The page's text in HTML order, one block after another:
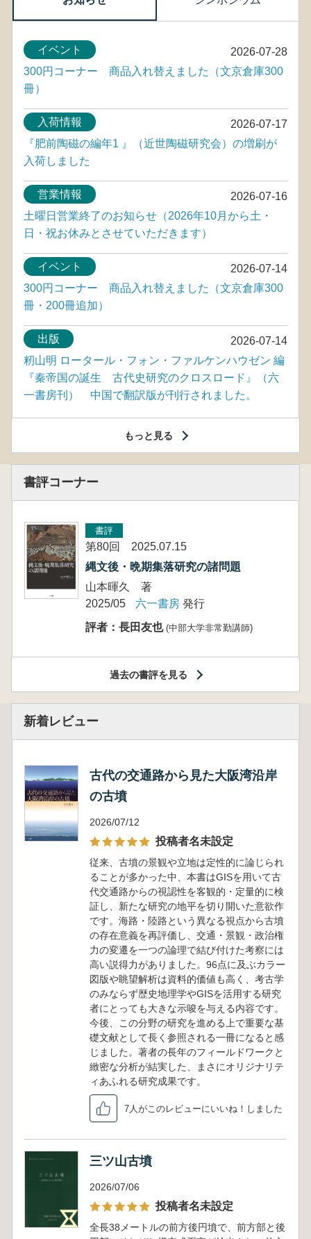
2026-07-28
イベント
300円コーナー 商品入れ替えました（文京倉庫300
冊）
2026-07-17
入荷情報
『肥前陶磁の編年1 』（近世陶磁研究会）の増刷が
入荷しました
2026-07-16
営業情報
土曜日営業終了のお知らせ（2026年10月から土・
日・祝お休みとさせていただきます）
2026-07-14
イベント
300円コーナー 商品入れ替えました（文京倉庫300
冊・200冊追加）
2026-07-14
出版
籾山明 ロータール・フォン・ファルケンハウゼン 編
『秦帝国の誕生 古代史研究のクロスロード』（六
一書房刊） 中国で翻訳版が刊行されました。
もっと見る
書評コーナー
書評
第80回 2025.07.15
縄文後・晩期集落研究の諸問題
山本暉久 著
2025/05
六一書房 発行
評者：長田友也 (中部大学非常勤講師)
過去の書評を見る
新着レビュー
古代の交通路から見た大阪湾沿岸
の古墳
2026/07/12
投稿者名未設定
従来、古墳の景観や立地は定性的に論じられ
ることが多かった中、本書はGISを用いて古
代交通路からの視認性を客観的・定量的に検
証し、新たな研究の地平を切り開いた意欲作
です。海路・陸路という異なる視点から古墳
の存在意義を再評価し、交通・景観・政治権
力の変遷を一つの論理で結び付けた考察には
高い説得力がありました。96点に及ぶカラー
図版や眺望解析は資料的価値も高く、考古学
のみならず歴史地理学やGISを活用する研究
者にとっても大きな示唆を与える内容です。
今後、この分野の研究を進める上で重要な基
礎文献として長く参照される一冊になると感
じました。著者の長年のフィールドワークと
緻密な分析が結実した、まさにオリジナリテ
ィあふれる研究成果です。
7人がこのレビューにいいね！しました
三ツ山古墳
2026/07/06
投稿者名未設定
全長38メートルの前方後円墳で、前方部と後